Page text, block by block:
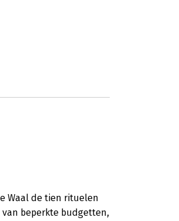
Waal de tien rituelen
beperkte budgetten,